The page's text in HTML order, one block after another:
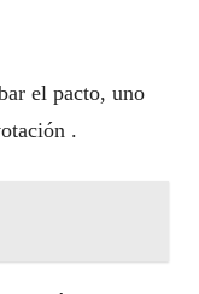
el pacto, uno
.